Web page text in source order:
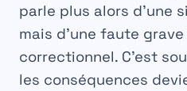
parle plus alors d’une
mais d’une faute
correctionnel. C’est
les conséquences